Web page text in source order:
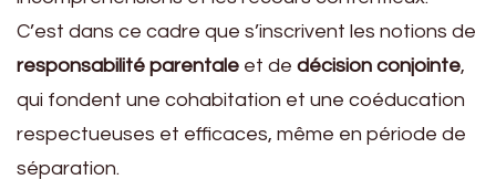
C’est dans ce cadre que s’inscrivent les notions de
responsabilité parentale et de décision conjointe,
qui fondent une cohabitation et une coéducation
respectueuses et efficaces, même en période de
séparation.